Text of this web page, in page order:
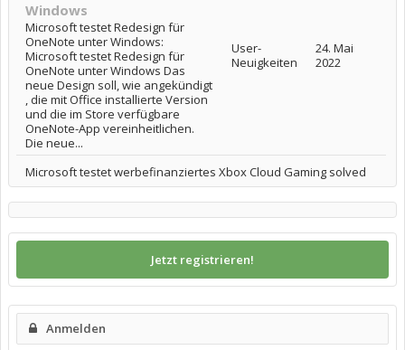
Windows
Microsoft testet Redesign für
OneNote unter Windows:
Microsoft testet Redesign für
OneNote unter Windows Das
neue Design soll, wie angekündigt
, die mit Office installierte Version
und die im Store verfügbare
OneNote-App vereinheitlichen.
Die neue...
User-
Neuigkeiten
24. Mai
2022
Microsoft testet werbefinanziertes Xbox Cloud Gaming solved
Jetzt registrieren!
Anmelden